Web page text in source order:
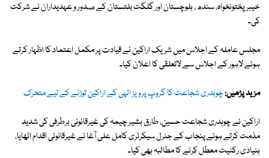
خیبرپختونخواہ، سندھ ، بلوچستان اور گلگت بلتستان کے صدور و عہدیداران نے شرکت
کی۔
مجلس عاملہ کے اجلاس میں شریک اراکین نے قیادت پر مکمل اعتماد کا اظہار کرتے
ہوئے لاہور کے اجلاس سے لاتعلقی کا اعلان کیا۔
مزید پڑھیں:چوہدری شجاعت کا گروپ پرویز الہیٰ کے اراکین توڑنے کے لیے متحرک
اراکین نے چوہدری شجاعت حسین، طارق بشیر چیمہ کی غیرقانونی برطرفی کی شدید
مذمت کرتے ہوئے پنجاب کے جنرل سیکرٹری کامل علی آغا نے غیرقانونی اقدام اٹھایا،
بنیادی رکنیت معطل کرنے کا مطالبہ بھی کیا۔